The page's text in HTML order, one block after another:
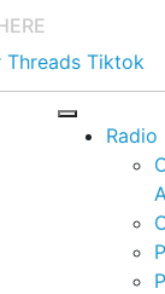
Threads Tiktok
Radio